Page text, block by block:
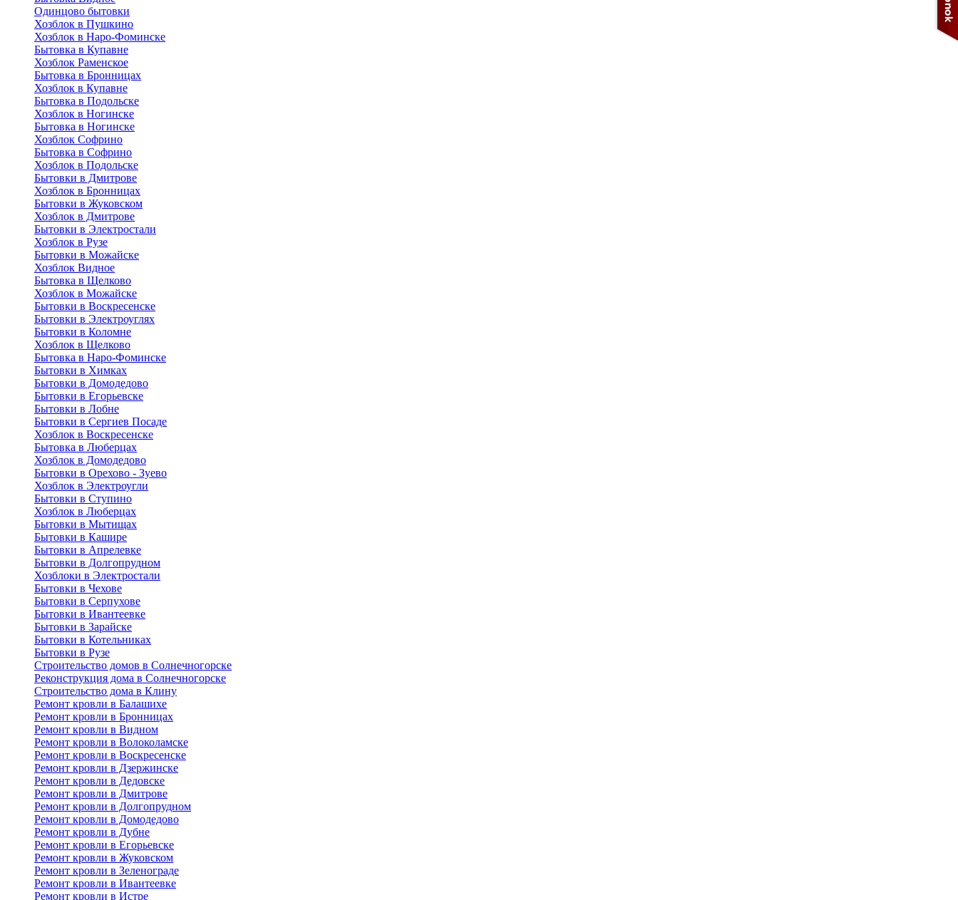
Одинцово бытовки
Хозблок в Пушкино
Хозблок в Наро-Фоминске
Бытовка в Купавне
Хозблок Раменское
Бытовка в Бронницах
Хозблок в Купавне
Бытовка в Подольске
Хозблок в Ногинске
Бытовка в Ногинске
Хозблок Софрино
Бытовка в Софрино
Хозблок в Подольске
Бытовки в Дмитрове
Хозблок в Бронницах
Бытовки в Жуковском
Хозблок в Дмитрове
Бытовки в Электростали
Хозблок в Рузе
Бытовки в Можайске
Хозблок Видное
Бытовкa в Щелково
Хозблок в Можайске
Бытовки в Воскресенске
Бытовки в Электроуглях
Бытовки в Коломне
Хозблок в Щелково
Бытовка в Наро-Фоминске
Бытовки в Химках
Бытовки в Домодедово
Бытовки в Егорьевске
Бытовки в Лобне
Бытовки в Сергиев Посаде
Хозблок в Воскресенске
Бытовка в Люберцах
Хозблок в Домодедово
Бытовки в Орехово - Зуево
Хозблок в Электроугли
Бытовки в Ступино
Хозблок в Люберцах
Бытовки в Мытищах
Бытовки в Кашире
Бытовки в Апрелевке
Бытовки в Долгопрудном
Хозблоки в Электростали
Бытовки в Чехове
Бытовки в Серпухове
Бытовки в Ивантеевке
Бытовки в Зарайске
Бытовки в Котельниках
Бытовки в Рузе
Строительство домов в Солнечногорске
Реконструкция дома в Солнечногорске
Строительство дома в Клину
Ремонт кровли в Балашихе
Ремонт кровли в Бронницах
Ремонт кровли в Видном
Ремонт кровли в Волоколамске
Ремонт кровли в Воскресенске
Ремонт кровли в Дзержинске
Ремонт кровли в Дедовске
Ремонт кровли в Дмитрове
Ремонт кровли в Долгопрудном
Ремонт кровли в Домодедово
Ремонт кровли в Дубне
Ремонт кровли в Егорьевске
Ремонт кровли в Жуковском
Ремонт кровли в Зеленограде
Ремонт кровли в Ивантеевке
Ремонт кровли в Истре